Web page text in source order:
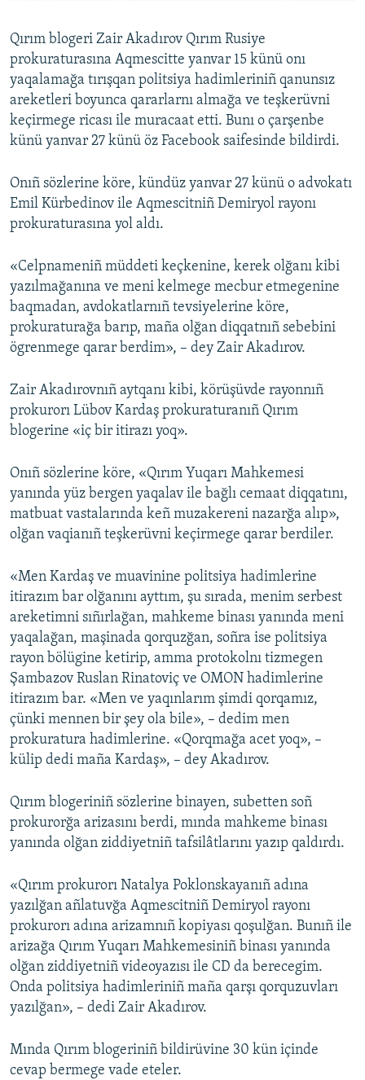
RFE/RS bütün saytları
Qırım blogeri Zair Akadırov Qırım Rusiye
prokuraturasına Aqmescitte yanvar 15 künü onı
yaqalamağa tırışqan politsiya hadimleriniñ qanunsız
areketleri boyunca qararlarnı almağa ve teşkerüvni
keçirmege ricası ile muracaat etti. Bunı o çarşenbe
künü yanvar 27 künü öz Facebook saifesinde bildirdi.
Onıñ sözlerine köre, kündüz yanvar 27 künü o advokatı
Emil Kürbedinov ile Aqmescitniñ Demiryol rayonı
prokuraturasına yol aldı.
«Celpnameniñ müddeti keçkenine, kerek olğanı kibi
yazılmağanına ve meni kelmege mecbur etmegenine
baqmadan, avdokatlarnıñ tevsiyelerine köre,
prokuraturağa barıp, maña olğan diqqatnıñ sebebini
ögrenmege qarar berdim», – dey Zair Akadırov.
Zair Akadırovnıñ aytqanı kibi, körüşüvde rayonnıñ
prokurorı Lübov Kardaş prokuraturanıñ Qırım
blogerine «iç bir itirazı yoq».
Onıñ sözlerine köre, «Qırım Yuqarı Mahkemesi
yanında yüz bergen yaqalav ile bağlı cemaat diqqatını,
matbuat vastalarında keñ muzakereni nazarğa alıp»,
olğan vaqianıñ teşkerüvni keçirmege qarar berdiler.
«Men Kardaş ve muavinine politsiya hadimlerine
itirazım bar olğanını ayttım, şu sırada, menim serbest
areketimni sıñırlağan, mahkeme binası yanında meni
yaqalağan, maşinada qorquzğan, soñra ise politsiya
rayon bölügine ketirip, amma protokolnı tizmegen
Şambazov Ruslan Rinatoviç ve OMON hadimlerine
itirazım bar. «Men ve yaqınlarım şimdi qorqamız,
çünki mennen bir şey ola bile», – dedim men
prokuratura hadimlerine. «Qorqmağa acet yoq», –
külip dedi maña Kardaş», – dey Akadırov.
Qırım blogeriniñ sözlerine binayen, subetten soñ
prokurorğa arizasını berdi, mında mahkeme binası
yanında olğan ziddiyetniñ tafsilâtlarını yazıp qaldırdı.
«Qırım prokurorı Natalya Poklonskayanıñ adına
yazılğan añlatuvğa Aqmescitniñ Demiryol rayonı
prokurorı adına arizamnıñ kopiyası qoşulğan. Bunıñ ile
arizağa Qırım Yuqarı Mahkemesiniñ binası yanında
olğan ziddiyetniñ videoyazısı ile CD da berecegim.
Onda politsiya hadimleriniñ maña qarşı qorquzuvları
yazılğan», – dedi Zair Akadırov.
Mında Qırım blogeriniñ bildirüvine 30 kün içinde
cevap bermege vade eteler.